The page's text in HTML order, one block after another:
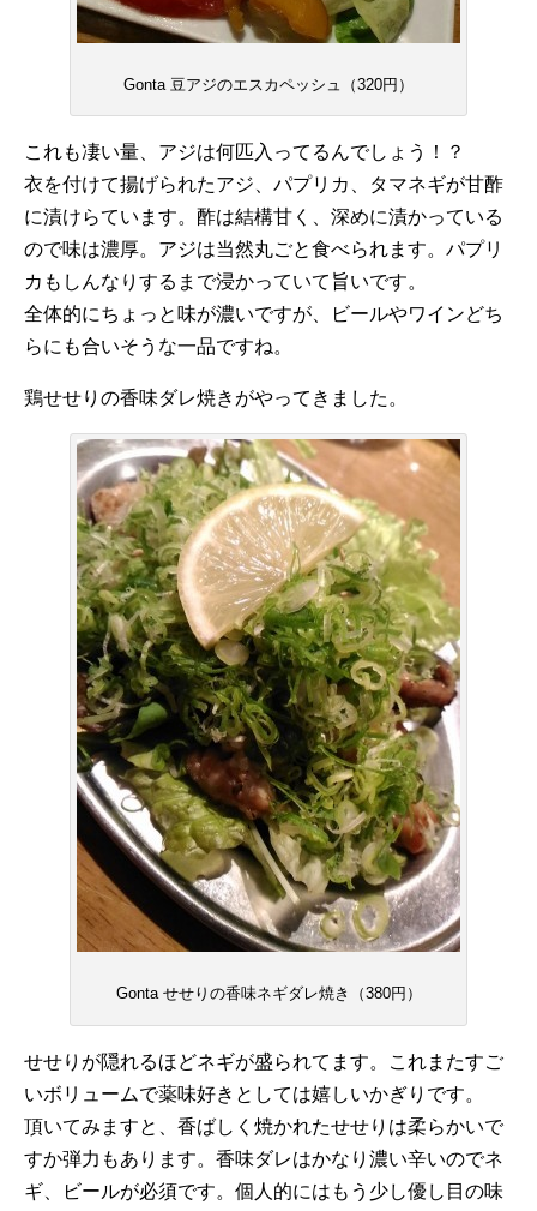
Gonta 豆アジのエスカペッシュ（320円）
これも凄い量、アジは何匹入ってるんでしょう！？
衣を付けて揚げられたアジ、パプリカ、タマネギが甘酢
に漬けらています。酢は結構甘く、深めに漬かっている
ので味は濃厚。アジは当然丸ごと食べられます。パプリ
カもしんなりするまで浸かっていて旨いです。
全体的にちょっと味が濃いですが、ビールやワインどち
らにも合いそうな一品ですね。
鶏せせりの香味ダレ焼きがやってきました。
Gonta せせりの香味ネギダレ焼き（380円）
せせりが隠れるほどネギが盛られてます。これまたすご
いボリュームで薬味好きとしては嬉しいかぎりです。
頂いてみますと、香ばしく焼かれたせせりは柔らかいで
すか弾力もあります。香味ダレはかなり濃い辛いのでネ
ギ、ビールが必須です。個人的にはもう少し優し目の味